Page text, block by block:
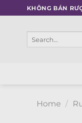
to
content
KHÔNG BÁN
Home /